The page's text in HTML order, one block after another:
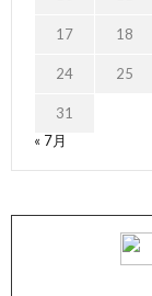
17 18
24 25
31
« 7月